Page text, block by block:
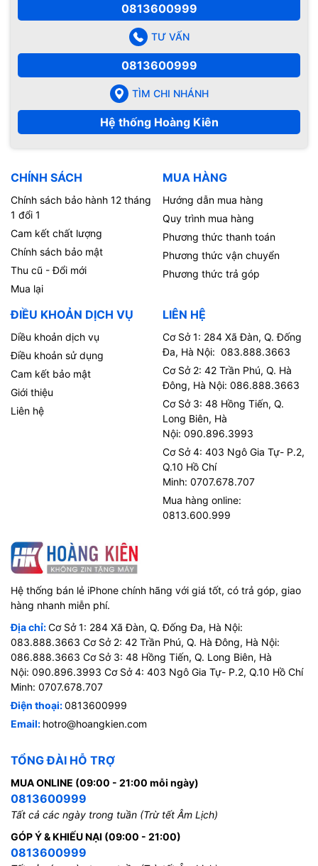
0813600999
TƯ VẤN
0813600999
TÌM CHI NHÁNH
Hệ thống Hoàng Kiên
CHÍNH SÁCH
Chính sách bảo hành 12 tháng
1 đổi 1
Cam kết chất lượng
Chính sách bảo mật
Thu cũ - Đổi mới
Mua lại
MUA HÀNG
Hướng dẫn mua hàng
Quy trình mua hàng
Phương thức thanh toán
Phương thức vận chuyển
Phương thức trả góp
ĐIỀU KHOẢN DỊCH VỤ
Diều khoản dịch vụ
Điều khoản sử dụng
Cam kết bảo mật
Giới thiệu
Liên hệ
LIÊN HỆ
Cơ Sở 1: 284 Xã Đàn, Q. Đống
Đa, Hà Nội: 083.888.3663
Cơ Sở 2: 42 Trần Phú, Q. Hà
Đông, Hà Nội: 086.888.3663
Cơ Sở 3: 48 Hồng Tiến, Q.
Long Biên, Hà
Nội: 090.896.3993
Cơ Sở 4: 403 Ngô Gia Tự- P.2,
Q.10 Hồ Chí
Minh: 0707.678.707
Mua hàng online:
0813.600.999
Hệ thống bán lẻ iPhone chính hãng với giá tốt, có trả góp, giao
hàng nhanh miễn phí.
Địa chỉ:Cơ Sở 1: 284 Xã Đàn, Q. Đống Đa, Hà Nội:
083.888.3663 Cơ Sở 2: 42 Trần Phú, Q. Hà Đông, Hà Nội:
086.888.3663 Cơ Sở 3: 48 Hồng Tiến, Q. Long Biên, Hà
Nội: 090.896.3993 Cơ Sở 4: 403 Ngô Gia Tự- P.2, Q.10 Hồ Chí
Minh: 0707.678.707
Điện thoại:0813600999
Email: hotro@hoangkien.com
TỔNG ĐÀI HỖ TRỢ
MUA ONLINE (09:00 - 21:00 mỗi ngày)
0813600999
Tất cả các ngày trong tuần (Trừ tết Âm Lịch)
GÓP Ý & KHIẾU NẠI (09:00 - 21:00)
0813600999